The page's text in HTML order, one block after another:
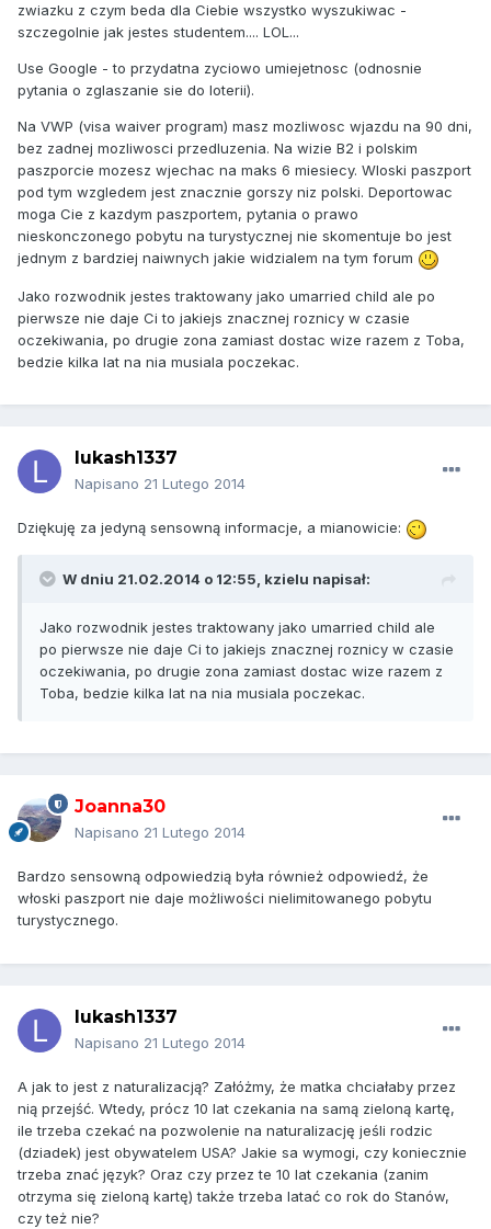
zwiazku z czym beda dla Ciebie wszystko wyszukiwac -
szczegolnie jak jestes studentem.... LOL...
Use Google - to przydatna zyciowo umiejetnosc (odnosnie
pytania o zglaszanie sie do loterii).
Na VWP (visa waiver program) masz mozliwosc wjazdu na 90 dni,
bez zadnej mozliwosci przedluzenia. Na wizie B2 i polskim
paszporcie mozesz wjechac na maks 6 miesiecy. Wloski paszport
pod tym wzgledem jest znacznie gorszy niz polski. Deportowac
moga Cie z kazdym paszportem, pytania o prawo
nieskonczonego pobytu na turystycznej nie skomentuje bo jest
jednym z bardziej naiwnych jakie widzialem na tym forum
Jako rozwodnik jestes traktowany jako umarried child ale po
pierwsze nie daje Ci to jakiejs znacznej roznicy w czasie
oczekiwania, po drugie zona zamiast dostac wize razem z Toba,
bedzie kilka lat na nia musiala poczekac.
lukash1337
Napisano 21 Lutego 2014
Dziękuję za jedyną sensowną informacje, a mianowicie:
W dniu 21.02.2014 o 12:55, kzielu napisał:
Jako rozwodnik jestes traktowany jako umarried child ale
po pierwsze nie daje Ci to jakiejs znacznej roznicy w czasie
oczekiwania, po drugie zona zamiast dostac wize razem z
Toba, bedzie kilka lat na nia musiala poczekac.
Joanna30
Napisano 21 Lutego 2014
Bardzo sensowną odpowiedzią była również odpowiedź, że
włoski paszport nie daje możliwości nielimitowanego pobytu
turystycznego.
lukash1337
Napisano 21 Lutego 2014
A jak to jest z naturalizacją? Załóżmy, że matka chciałaby przez
nią przejść. Wtedy, prócz 10 lat czekania na samą zieloną kartę,
ile trzeba czekać na pozwolenie na naturalizację jeśli rodzic
(dziadek) jest obywatelem USA? Jakie sa wymogi, czy koniecznie
trzeba znać język? Oraz czy przez te 10 lat czekania (zanim
otrzyma się zieloną kartę) także trzeba latać co rok do Stanów,
czy też nie?